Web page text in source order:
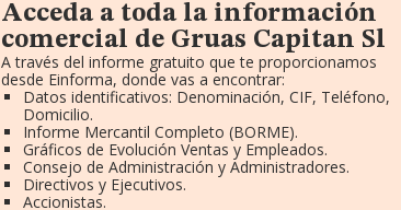
Acceda a toda la información
comercial de Gruas Capitan Sl
A través del informe gratuito que te proporcionamos
desde Einforma, donde vas a encontrar:
Datos identificativos: Denominación, CIF, Teléfono,
Domicilio.
Informe Mercantil Completo (BORME).
Gráficos de Evolución Ventas y Empleados.
Consejo de Administración y Administradores.
Directivos y Ejecutivos.
Accionistas.